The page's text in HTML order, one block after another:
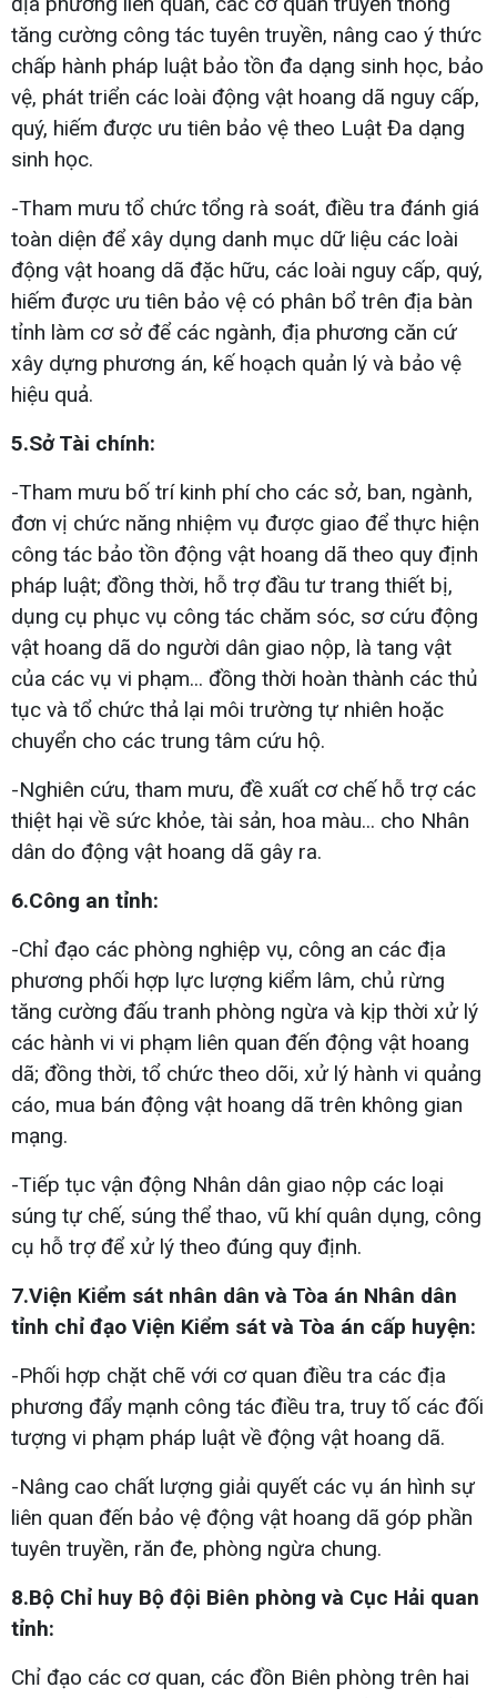
tăng cường công tác tuyên truyền, nâng cao ý thức
chấp hành pháp luật bảo tồn đa dạng sinh học, bảo
vệ, phát triển các loài động vật hoang dã nguy cấp,
quý, hiếm được ưu tiên bảo vệ theo Luật Đa dạng
sinh học.
-Tham mưu tổ chức tổng rà soát, điều tra đánh giá
toàn diện để xây dụng danh mục dữ liệu các loài
động vật hoang dã đặc hữu, các loài nguy cấp, quý,
hiếm được ưu tiên bảo vệ có phân bổ trên địa bàn
tỉnh làm cơ sở để các ngành, địa phương căn cứ
xây dựng phương án, kế hoạch quản lý và bảo vệ
hiệu quả.
5.Sở Tài chính:
-Tham mưu bố trí kinh phí cho các sở, ban, ngành,
đơn vị chức năng nhiệm vụ được giao để thực hiện
công tác bảo tồn động vật hoang dã theo quy định
pháp luật; đồng thời, hỗ trợ đầu tư trang thiết bị,
dụng cụ phục vụ công tác chăm sóc, sơ cứu động
vật hoang dã do người dân giao nộp, là tang vật
của các vụ vi phạm... đồng thời hoàn thành các thủ
tục và tổ chức thả lại môi trường tự nhiên hoặc
chuyển cho các trung tâm cứu hộ.
-Nghiên cứu, tham mưu, đề xuất cơ chế hỗ trợ các
thiệt hại về sức khỏe, tài sản, hoa màu... cho Nhân
dân do động vật hoang dã gây ra.
6.Công an tỉnh:
-Chỉ đạo các phòng nghiệp vụ, công an các địa
phương phối hợp lực lượng kiểm lâm, chủ rừng
tăng cường đấu tranh phòng ngừa và kịp thời xử lý
các hành vi vi phạm liên quan đến động vật hoang
dã; đồng thời, tổ chức theo dõi, xử lý hành vi quảng
cáo, mua bán động vật hoang dã trên không gian
mạng.
-Tiếp tục vận động Nhân dân giao nộp các loại
súng tự chế, súng thể thao, vũ khí quân dụng, công
cụ hỗ trợ để xử lý theo đúng quy định.
7.Viện Kiểm sát nhân dân và Tòa án Nhân dân
tỉnh chỉ đạo Viện Kiểm sát và Tòa án cấp huyện:
-Phối hợp chặt chẽ với cơ quan điều tra các địa
phương đẩy mạnh công tác điều tra, truy tố các đối
tượng vi phạm pháp luật về động vật hoang dã.
-Nâng cao chất lượng giải quyết các vụ án hình sự
liên quan đến bảo vệ động vật hoang dã góp phần
tuyên truyền, răn đe, phòng ngừa chung.
8.Bộ Chỉ huy Bộ đội Biên phòng và Cục Hải quan
tỉnh:
Chỉ đạo các cơ quan, các đồn Biên phòng trên hai